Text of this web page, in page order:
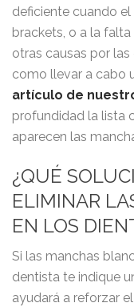
deficiente cuando
brackets, o a la
otras causas por
como llevar a cabo
artículo de
profundidad la lista
aparecen las
¿QUÉ
ELIMINAR
EN LOS
Si las manchas
dentista te indique
ayudará a reforzar